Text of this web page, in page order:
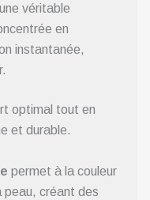
véritable
en
instantanée,
optimal tout en
et durable.
permet à la couleur
peau, créant des